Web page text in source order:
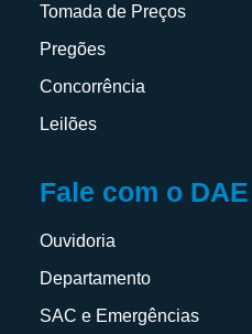
Tomada de Preços
Pregões
Concorrência
Leilões
Fale com o DAE
Ouvidoria
Departamento
SAC e Emergências